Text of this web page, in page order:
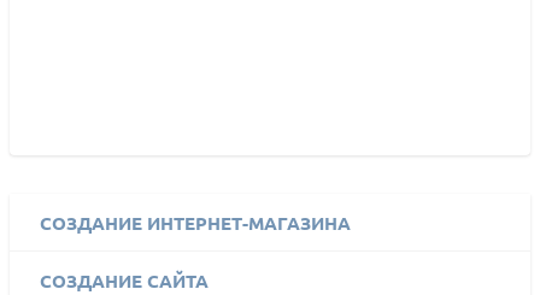
СОЗДАНИЕ ИНТЕРНЕТ-МАГАЗИНА
СОЗДАНИЕ САЙТА